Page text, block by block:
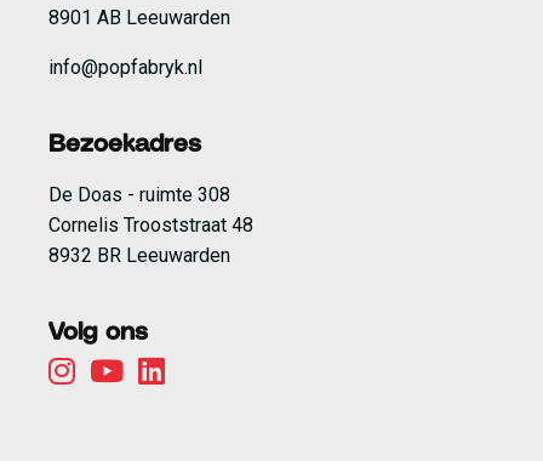
8901 AB Leeuwarden
info@popfabryk.nl
Bezoekadres
De Doas - ruimte 308
Cornelis Trooststraat 48
8932 BR Leeuwarden
Volg ons